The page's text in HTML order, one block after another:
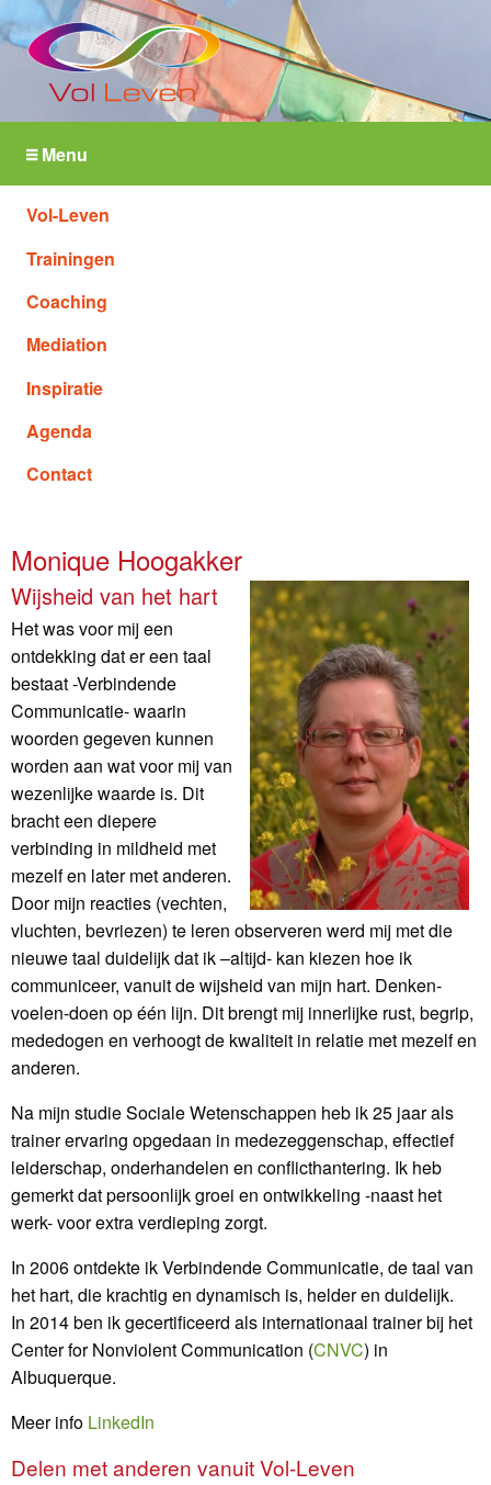
Menu
Vol-Leven
Trainingen
Coaching
Mediation
Inspiratie
Agenda
Contact
Monique Hoogakker
Wijsheid van het hart
Het was voor mij een
ontdekking dat er een taal
bestaat -Verbindende
Communicatie- waarin
woorden gegeven kunnen
worden aan wat voor mij van
wezenlijke waarde is. Dit
bracht een diepere
verbinding in mildheid met
mezelf en later met anderen.
Door mijn reacties (vechten,
vluchten, bevriezen) te leren observeren werd mij met die
nieuwe taal duidelijk dat ik –altijd- kan kiezen hoe ik
communiceer, vanuit de wijsheid van mijn hart. Denken-
voelen-doen op één lijn. Dit brengt mij innerlijke rust, begrip,
mededogen en verhoogt de kwaliteit in relatie met mezelf en
anderen.
Na mijn studie Sociale Wetenschappen heb ik 25 jaar als
trainer ervaring opgedaan in medezeggenschap, effectief
leiderschap, onderhandelen en conflicthantering. Ik heb
gemerkt dat persoonlijk groei en ontwikkeling -naast het
werk- voor extra verdieping zorgt.
In 2006 ontdekte ik Verbindende Communicatie, de taal van
het hart, die krachtig en dynamisch is, helder en duidelijk.
In 2014 ben ik gecertificeerd als internationaal trainer bij het
Center for Nonviolent Communication (CNVC) in
Albuquerque.
Meer info LinkedIn
Delen met anderen vanuit Vol-Leven